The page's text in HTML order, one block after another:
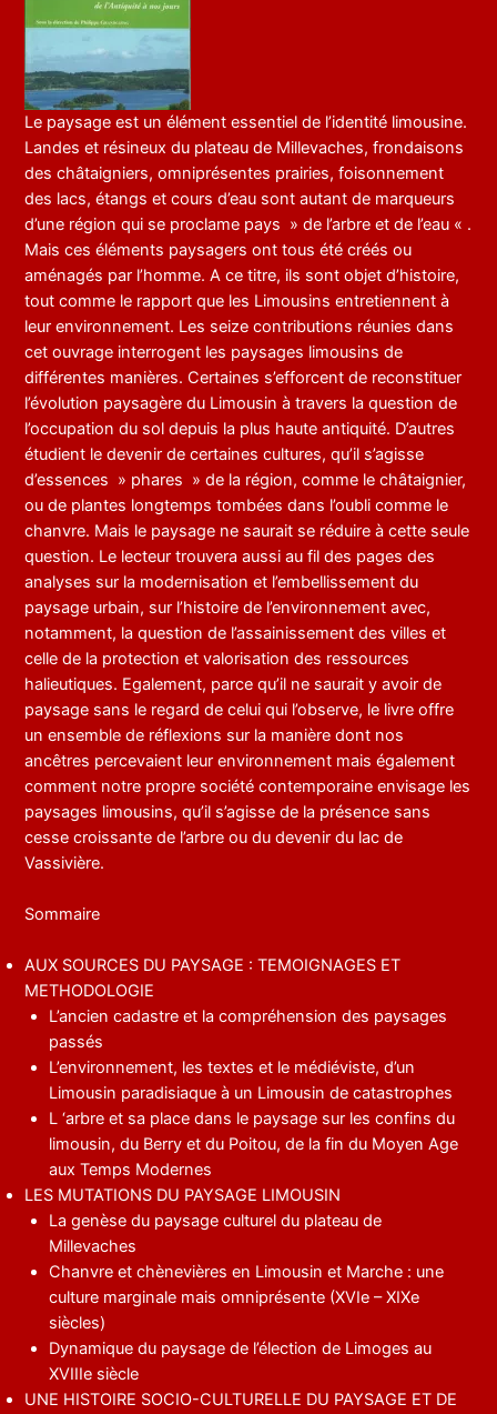
Le paysage est un élément essentiel de l’identité limousine.
Landes et résineux du plateau de Millevaches, frondaisons
des châtaigniers, omniprésentes prairies, foisonnement
des lacs, étangs et cours d’eau sont autant de marqueurs
d’une région qui se proclame pays » de l’arbre et de l’eau « .
Mais ces éléments paysagers ont tous été créés ou
aménagés par l’homme. A ce titre, ils sont objet d’histoire,
tout comme le rapport que les Limousins entretiennent à
leur environnement. Les seize contributions réunies dans
cet ouvrage interrogent les paysages limousins de
différentes manières. Certaines s’efforcent de reconstituer
l’évolution paysagère du Limousin à travers la question de
l’occupation du sol depuis la plus haute antiquité. D’autres
étudient le devenir de certaines cultures, qu’il s’agisse
d’essences » phares » de la région, comme le châtaignier,
ou de plantes longtemps tombées dans l’oubli comme le
chanvre. Mais le paysage ne saurait se réduire à cette seule
question. Le lecteur trouvera aussi au fil des pages des
analyses sur la modernisation et l’embellissement du
paysage urbain, sur l’histoire de l’environnement avec,
notamment, la question de l’assainissement des villes et
celle de la protection et valorisation des ressources
halieutiques. Egalement, parce qu’il ne saurait y avoir de
paysage sans le regard de celui qui l’observe, le livre offre
un ensemble de réflexions sur la manière dont nos
ancêtres percevaient leur environnement mais également
comment notre propre société contemporaine envisage les
paysages limousins, qu’il s’agisse de la présence sans
cesse croissante de l’arbre ou du devenir du lac de
Vassivière.
Sommaire
AUX SOURCES DU PAYSAGE : TEMOIGNAGES ET
METHODOLOGIE
L’ancien cadastre et la compréhension des paysages
passés
L’environnement, les textes et le médiéviste, d’un
Limousin paradisiaque à un Limousin de catastrophes
L ‘arbre et sa place dans le paysage sur les confins du
limousin, du Berry et du Poitou, de la fin du Moyen Age
aux Temps Modernes
LES MUTATIONS DU PAYSAGE LIMOUSIN
La genèse du paysage culturel du plateau de
Millevaches
Chanvre et chènevières en Limousin et Marche : une
culture marginale mais omniprésente (XVIe – XIXe
siècles)
Dynamique du paysage de l’élection de Limoges au
XVIIIe siècle
UNE HISTOIRE SOCIO-CULTURELLE DU PAYSAGE ET DE